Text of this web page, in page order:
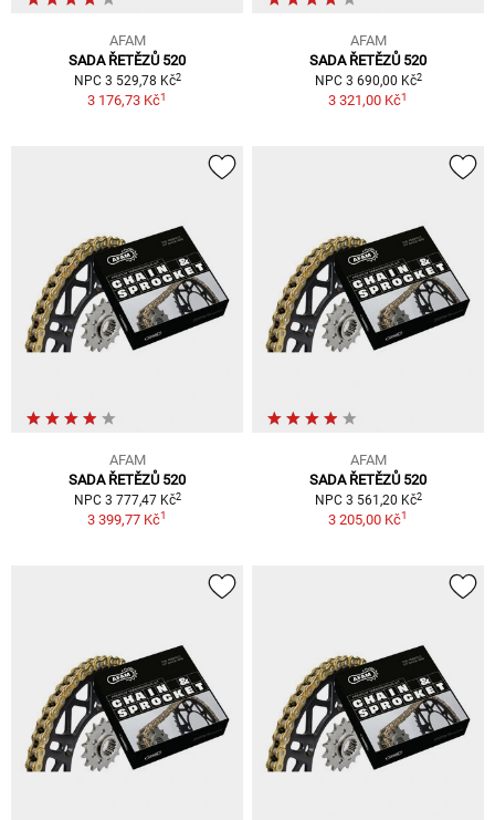
AFAM
SADA ŘETĚZŮ 520
NPC 3 529,78 Kč2
3 176,73 Kč1
AFAM
SADA ŘETĚZŮ 520
NPC 3 690,00 Kč2
3 321,00 Kč1
AFAM
SADA ŘETĚZŮ 520
NPC 3 777,47 Kč2
3 399,77 Kč1
AFAM
SADA ŘETĚZŮ 520
NPC 3 561,20 Kč2
3 205,00 Kč1